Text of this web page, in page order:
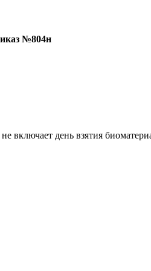
№804н
включает день взятия